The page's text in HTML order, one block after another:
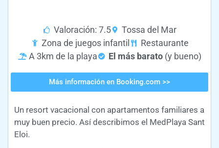
Valoración: 7.5
Tossa del Mar
Zona de juegos infantil
Restaurante
A 3km de la playa
El más barato (y bueno)
Más información en Booking.com >>
Un resort vacacional con apartamentos familiares a
muy buen precio. Así describimos el MedPlaya Sant
Eloi.